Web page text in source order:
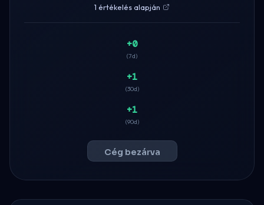
1 értékelés alapján
+0
(7d)
+1
(30d)
+1
(90d)
Cég bezárva